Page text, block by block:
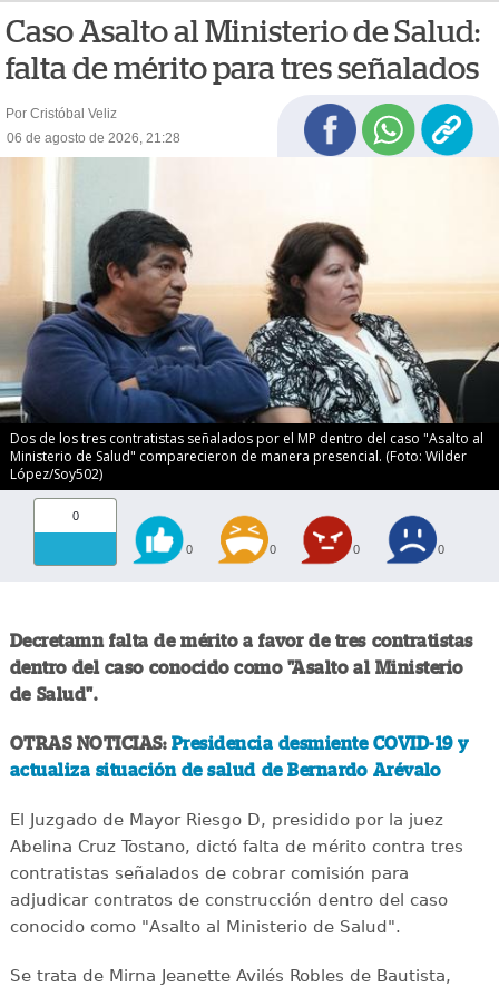
Caso Asalto al Ministerio de Salud:
falta de mérito para tres señalados
Por Cristóbal Veliz
06 de agosto de 2026, 21:28
Dos de los tres contratistas señalados por el MP dentro del caso "Asalto al
Ministerio de Salud" comparecieron de manera presencial. (Foto: Wilder
López/Soy502)
0
0 0 0 0
Decretamn falta de mérito a favor de tres contratistas
dentro del caso conocido como "Asalto al Ministerio
de Salud".
OTRAS NOTICIAS: Presidencia desmiente COVID-19 y
actualiza situación de salud de Bernardo Arévalo
El Juzgado de Mayor Riesgo D, presidido por la juez
Abelina Cruz Tostano, dictó falta de mérito contra tres
contratistas señalados de cobrar comisión para
adjudicar contratos de construcción dentro del caso
conocido como "Asalto al Ministerio de Salud".
Se trata de Mirna Jeanette Avilés Robles de Bautista,